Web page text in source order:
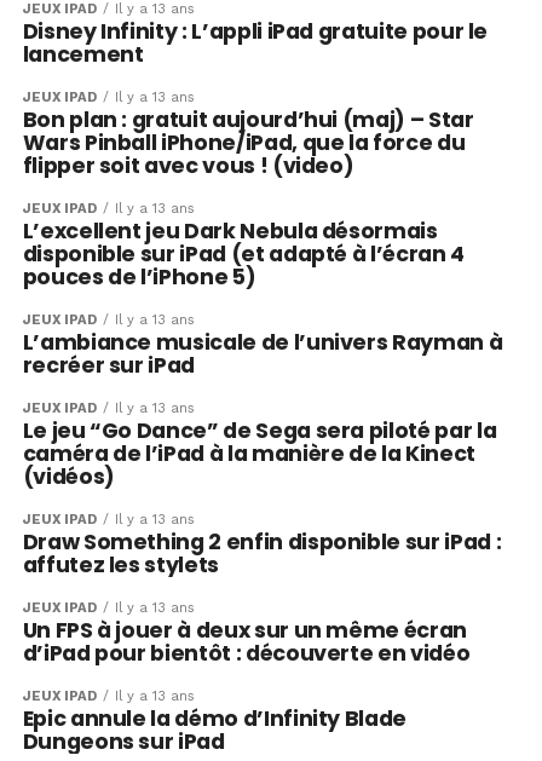
JEUX IPAD Il y a 13 ans
Disney Infinity : L’appli iPad gratuite pour le
lancement
JEUX IPAD Il y a 13 ans
Bon plan : gratuit aujourd’hui (maj) – Star
Wars Pinball iPhone/iPad, que la force du
flipper soit avec vous ! (video)
JEUX IPAD Il y a 13 ans
L’excellent jeu Dark Nebula désormais
disponible sur iPad (et adapté à l’écran 4
pouces de l’iPhone 5)
JEUX IPAD Il y a 13 ans
L’ambiance musicale de l’univers Rayman à
recréer sur iPad
JEUX IPAD Il y a 13 ans
Le jeu “Go Dance” de Sega sera piloté par la
caméra de l’iPad à la manière de la Kinect
(vidéos)
JEUX IPAD Il y a 13 ans
Draw Something 2 enfin disponible sur iPad :
affutez les stylets
JEUX IPAD Il y a 13 ans
Un FPS à jouer à deux sur un même écran
d’iPad pour bientôt : découverte en vidéo
JEUX IPAD Il y a 13 ans
Epic annule la démo d’Infinity Blade
Dungeons sur iPad